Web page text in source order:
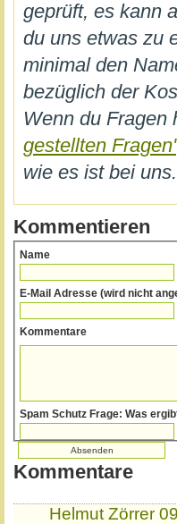
geprüft, es kann
du uns etwas zu
minimal den
bezüglich der
Wenn du
gestellten Fragen'
wie es ist bei uns.
Kommentieren
Name
E-Mail Adresse (wird nicht
Kommentare
Kommentare
Helmut Zörrer